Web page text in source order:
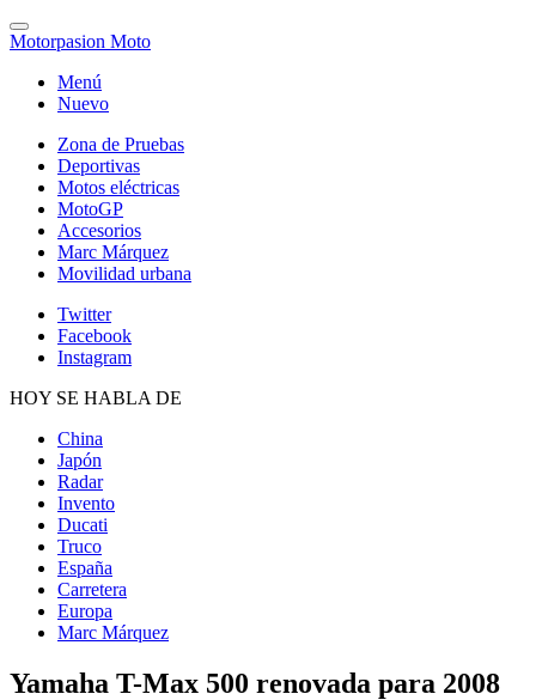
Motorpasion Moto
Menú
Nuevo
Zona de Pruebas
Deportivas
Motos eléctricas
MotoGP
Accesorios
Marc Márquez
Movilidad urbana
Twitter
Facebook
Instagram
HOY SE HABLA DE
China
Japón
Radar
Invento
Ducati
Truco
España
Carretera
Europa
Marc Márquez
Yamaha T-Max 500 renovada para 2008